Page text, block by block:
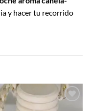
y hacer tu recorrido